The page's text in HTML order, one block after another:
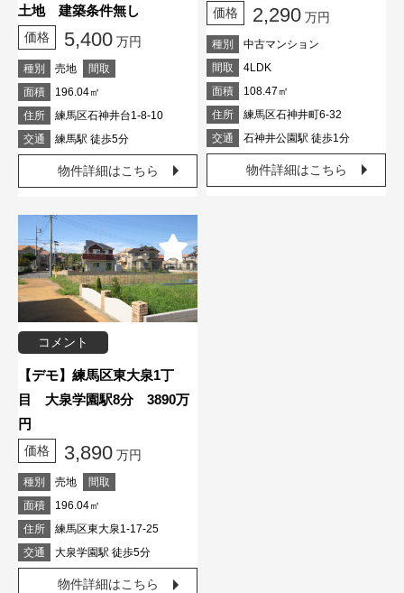
土地 建築条件無し
価格 5,400 万円
種別 売地
間取
面積
196.04㎡
住所
練馬区石神井台1-8-10
交通
練馬駅 徒歩5分
物件詳細はこちら
価格 2,290 万円
種別
中古マンション
間取
4LDK
面積
108.47㎡
住所
練馬区石神井町6-32
交通
石神井公園駅 徒歩1分
物件詳細はこちら
コメント
【デモ】練馬区東大泉1丁
目 大泉学園駅8分 3890万
円
価格 3,890 万円
種別 売地
間取
面積
196.04㎡
住所
練馬区東大泉1-17-25
交通
大泉学園駅 徒歩5分
物件詳細はこちら